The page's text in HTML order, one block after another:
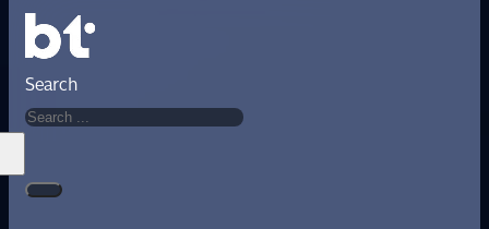
Search